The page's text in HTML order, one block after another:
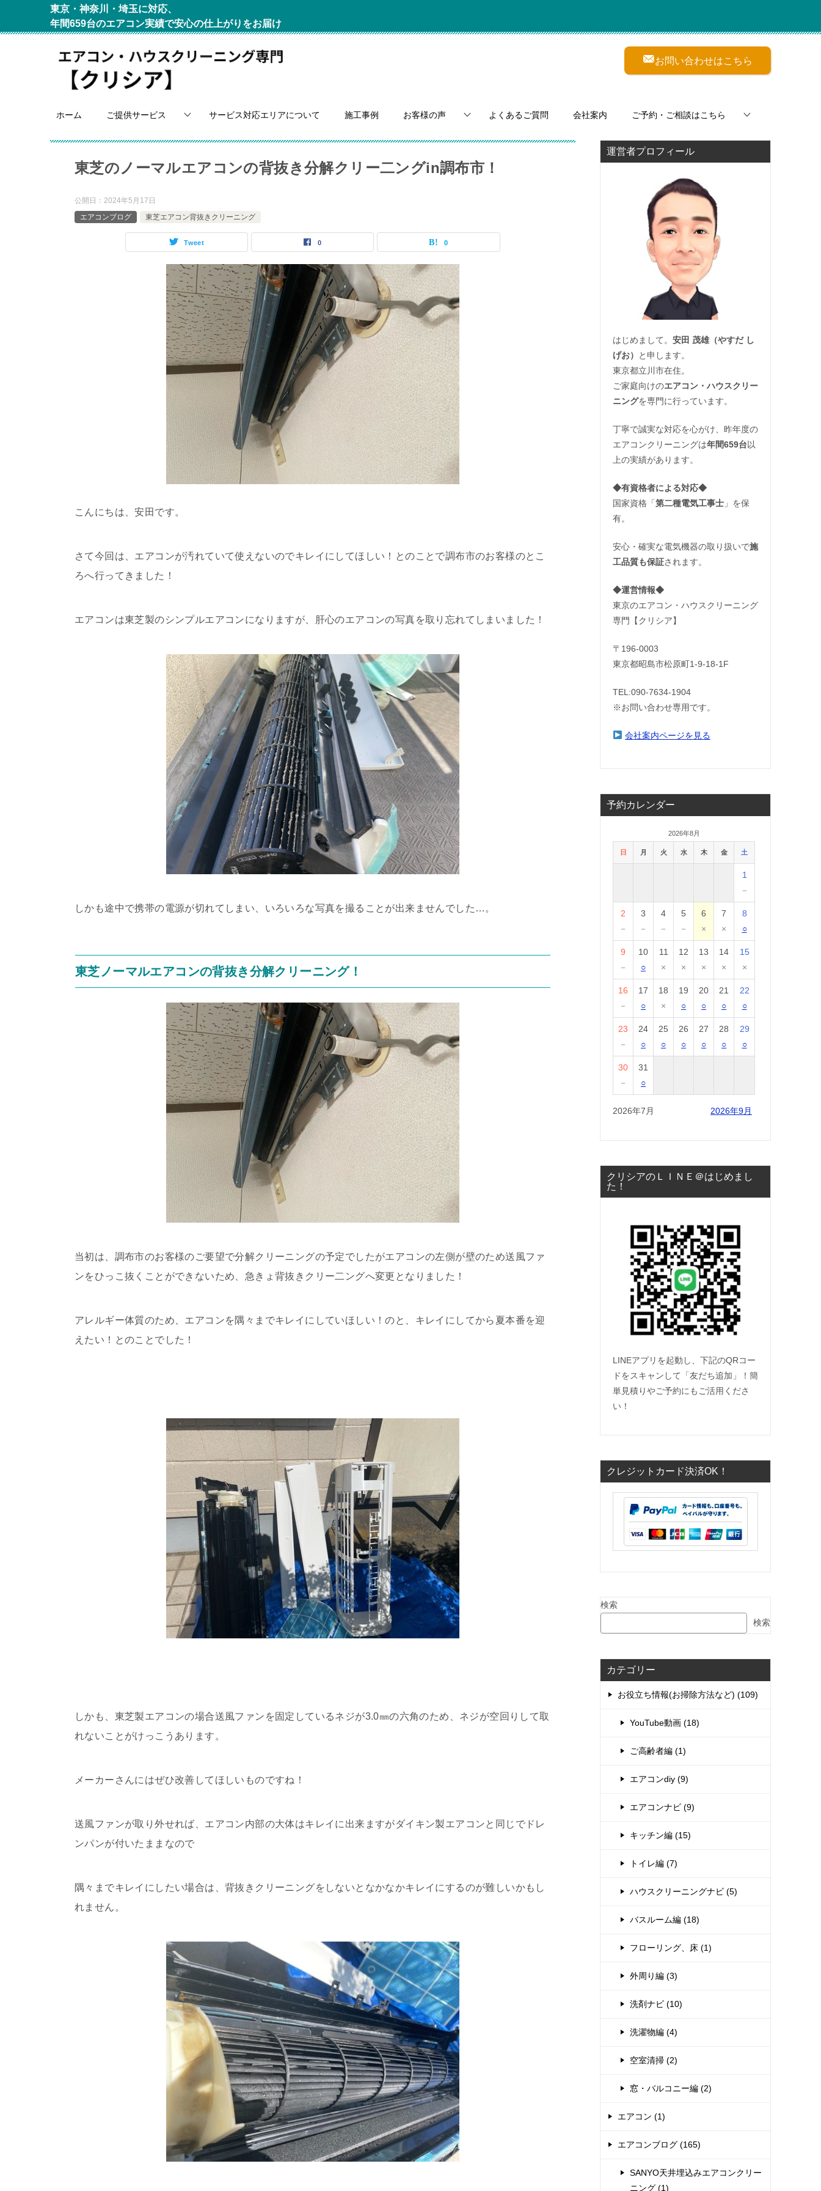
東京・神奈川・埼玉に対応、
年間659台のエアコン実績で安心の仕上がりをお届け
お問い合わせはこちら
ホーム ご提供サービス サービス対応エリアについて 施工事例 お客様の声 よくあるご質問 会社案内 ご予約・ご相談はこちら
東芝のノーマルエアコンの背抜き分解クリー二ングin調布市！
公開日： 2024年5月17日
エアコンブログ
東芝エアコン背抜きクリーニング
Tweet 0 0
こんにちは、安田です。
さて今回は、エアコンが汚れていて使えないのでキレイにしてほしい！とのことで調布市のお客様のとこ
ろへ行ってきました！
エアコンは東芝製のシンプルエアコンになりますが、肝心のエアコンの写真を取り忘れてしまいました！
しかも途中で携帯の電源が切れてしまい、いろいろな写真を撮ることが出来ませんでした…。
東芝ノーマルエアコンの背抜き分解クリーニング！
当初は、調布市のお客様のご要望で分解クリーニングの予定でしたがエアコンの左側が壁のため送風ファ
ンをひっこ抜くことができないため、急きょ背抜きクリー二ングへ変更となりました！
アレルギー体質のため、エアコンを隅々までキレイにしていほしい！のと、キレイにしてから夏本番を迎
えたい！とのことでした！
しかも、東芝製エアコンの場合送風ファンを固定しているネジが3.0㎜の六角のため、ネジが空回りして取
れないことがけっこうあります。
メーカーさんにはぜひ改善してほしいものですね！
送風ファンが取り外せれば、エアコン内部の大体はキレイに出来ますがダイキン製エアコンと同じでドレ
ンパンが付いたままなので
隅々までキレイにしたい場合は、背抜きクリーニングをしないとなかなかキレイにするのが難しいかもし
れません。
運営者プロフィール
はじめまして。 安田 茂雄（やすだ し
げお）
と申します。
東京都立川市在住。
ご家庭向けのエアコン・ハウスクリー
ニングを専門に行っています。
丁寧で誠実な対応を心がけ、昨年度の
エアコンクリーニングは年間659台以
上の実績があります。
◆有資格者による対応◆
国家資格「第二種電気工事士 」を保
有。
安心・確実な電気機器の取り扱いで施
工品質も保証されます。
◆運営情報◆
東京のエアコン・ハウスクリーニング
専門【クリシア】
〒196-0003
東京都昭島市松原町1-9‐18‐1F
TEL:090-7634-1904
※お問い合わせ専用です。
会社案内ページを見る
予約カレンダー
2026年8月
日 月 火 水 木 金 土
1
－
2
－
3
－
4
－
5
－
6
×
7
×
8
○
9
－
10
○
11
×
12
×
13
×
14
×
15
×
16
－
17
○
18
×
19
○
20
○
21
○
22
○
23
－
24
○
25
○
26
○
27
○
28
○
29
○
30
－
31
○
2026年7月 2026年9月
クリシアのＬＩＮＥ＠はじめまし
た！
LINEアプリを起動し、下記のQRコー
ドをスキャンして「友だち追加」！簡
単見積りやご予約にもご活用くださ
い！
クレジットカード決済OK！
検索
検索
カテゴリー
お役立ち情報(お掃除方法など) (109)
YouTube動画 (18)
ご高齢者編 (1)
エアコンdiy (9)
エアコンナビ (9)
キッチン編 (15)
トイレ編 (7)
ハウスクリーニングナビ (5)
バスルーム編 (18)
フローリング、床 (1)
外周り編 (3)
洗剤ナビ (10)
洗濯物編 (4)
空室清掃 (2)
窓・バルコニー編 (2)
エアコン (1)
エアコンブログ (165)
SANYO天井埋込みエアコンクリー
ニング (1)